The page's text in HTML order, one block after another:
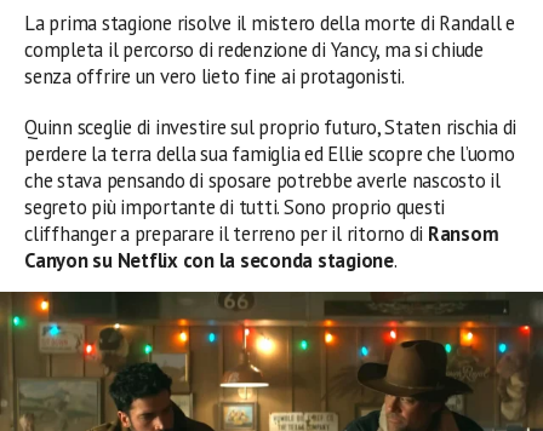
La prima stagione risolve il mistero della morte di Randall e
completa il percorso di redenzione di Yancy, ma si chiude
senza offrire un vero lieto fine ai protagonisti.
Quinn sceglie di investire sul proprio futuro, Staten rischia di
perdere la terra della sua famiglia ed Ellie scopre che l’uomo
che stava pensando di sposare potrebbe averle nascosto il
segreto più importante di tutti. Sono proprio questi
cliffhanger a preparare il terreno per il ritorno di Ransom
Canyon su Netflix con la seconda stagione.